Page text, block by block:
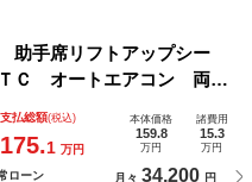
手席リフトアップシー
Ｃ オートエアコン 両側
ライト スマートキー Ａ
エアバッグ ダブルエアバ
支払総額(税込)
175.1 万円
本体価格
159.8
万円
諸費用
15.3
万円
ローン 月々 34,200 円